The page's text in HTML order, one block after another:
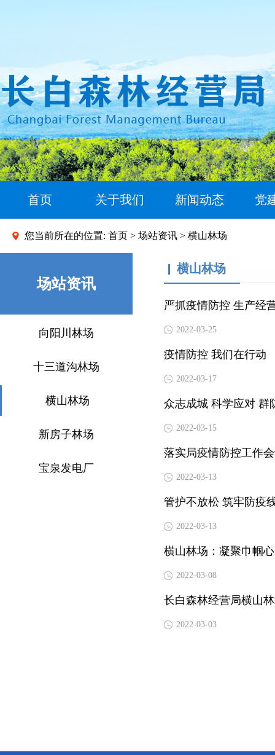
首页 关于我们 新闻动态 党
您当前所在的位置: 首页 > 场站资讯 > 横山林场
场站资讯
向阳川林场
十三道沟林场
横山林场
新房子林场
宝泉发电厂
横山林场
严抓疫情防控 生产经
2022-03-25
疫情防控 我们在行动
2022-03-17
众志成城 科学应对 群
2022-03-15
落实局疫情防控工作
2022-03-13
管护不放松 筑牢防疫
2022-03-13
横山林场：凝聚巾帼
2022-03-08
长白森林经营局横山
2022-03-03